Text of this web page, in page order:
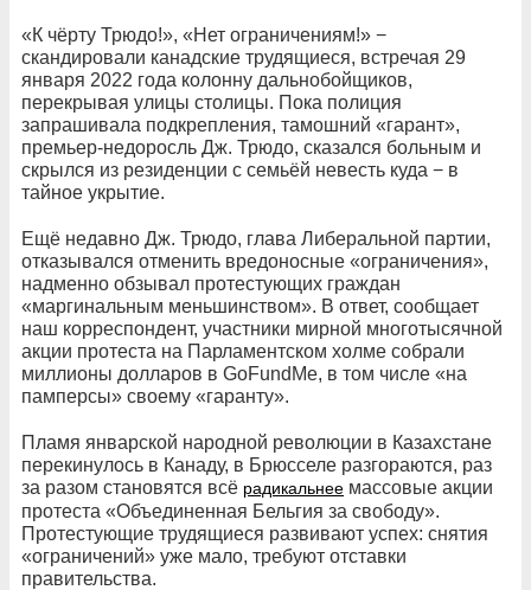
«К чёрту Трюдо!», «Нет ограничениям!» −
скандировали канадские трудящиеся, встречая 29
января 2022 года колонну дальнобойщиков,
перекрывая улицы столицы. Пока полиция
запрашивала подкрепления, тамошний «гарант»,
премьер-недоросль Дж. Трюдо, сказался больным и
скрылся из резиденции с семьёй невесть куда − в
тайное укрытие.
Ещё недавно Дж. Трюдо, глава Либеральной партии,
отказывался отменить вредоносные «ограничения»,
надменно обзывал протестующих граждан
«маргинальным меньшинством». В ответ, сообщает
наш корреспондент, участники мирной многотысячной
акции протеста на Парламентском холме собрали
миллионы долларов в GoFundMe, в том числе «на
памперсы» своему «гаранту».
Пламя январской народной революции в Казахстане
перекинулось в Канаду, в Брюсселе разгораются, раз
за разом становятся всё радикальнее массовые акции
протеста «Объединенная Бельгия за свободу».
Протестующие трудящиеся развивают успех: снятия
«ограничений» уже мало, требуют отставки
правительства.